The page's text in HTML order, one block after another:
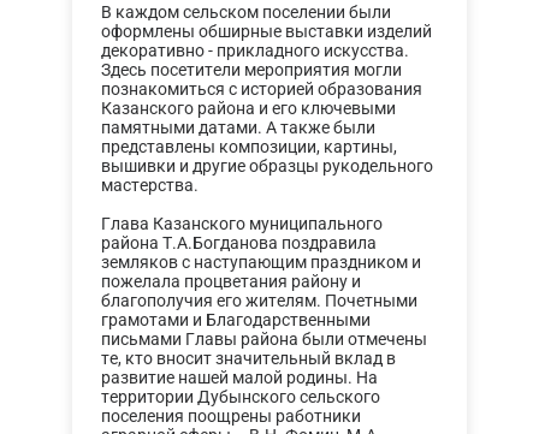
В каждом сельском поселении были
оформлены обширные выставки изделий
декоративно - прикладного искусства.
Здесь посетители мероприятия могли
познакомиться с историей образования
Казанского района и его ключевыми
памятными датами. А также были
представлены композиции, картины,
вышивки и другие образцы рукодельного
мастерства.
Глава Казанского муниципального
района Т.А.Богданова поздравила
земляков с наступающим праздником и
пожелала процветания району и
благополучия его жителям. Почетными
грамотами и Благодарственными
письмами Главы района были отмечены
те, кто вносит значительный вклад в
развитие нашей малой родины. На
территории Дубынского сельского
поселения поощрены работники